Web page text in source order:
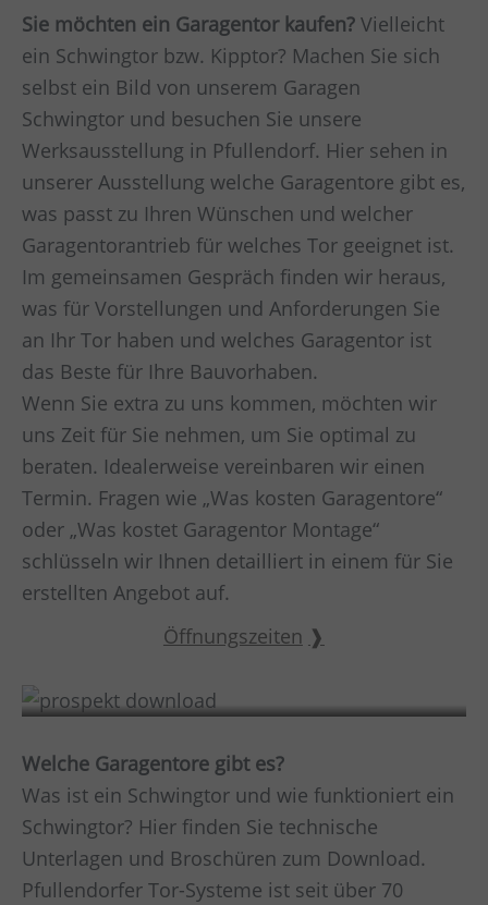
Sie möchten ein Garagentor kaufen? Vielleicht
ein Schwingtor bzw. Kipptor? Machen Sie sich
selbst ein Bild von unserem Garagen
Schwingtor und besuchen Sie unsere
Werksausstellung in Pfullendorf. Hier sehen in
unserer Ausstellung welche Garagentore gibt es,
was passt zu Ihren Wünschen und welcher
Garagentorantrieb für welches Tor geeignet ist.
Im gemeinsamen Gespräch finden wir heraus,
was für Vorstellungen und Anforderungen Sie
an Ihr Tor haben und welches Garagentor ist
das Beste für Ihre Bauvorhaben.
Wenn Sie extra zu uns kommen, möchten wir
uns Zeit für Sie nehmen, um Sie optimal zu
beraten. Idealerweise vereinbaren wir einen
Termin. Fragen wie „Was kosten Garagentore“
oder „Was kostet Garagentor Montage“
schlüsseln wir Ihnen detailliert in einem für Sie
erstellten Angebot auf.
Öffnungszeiten
Welche Garagentore gibt es?
Was ist ein Schwingtor und wie funktioniert ein
Schwingtor? Hier finden Sie technische
Unterlagen und Broschüren zum Download.
Pfullendorfer Tor-Systeme ist seit über 70